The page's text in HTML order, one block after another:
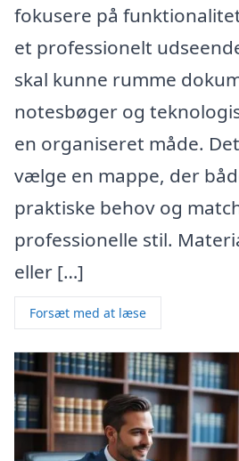
fokusere på
et professionelt
skal kunne rumme
notesbøger og
en organiseret måde.
vælge en mappe, der
praktiske behov og
professionelle stil.
eller […]
Forsæt med at læse